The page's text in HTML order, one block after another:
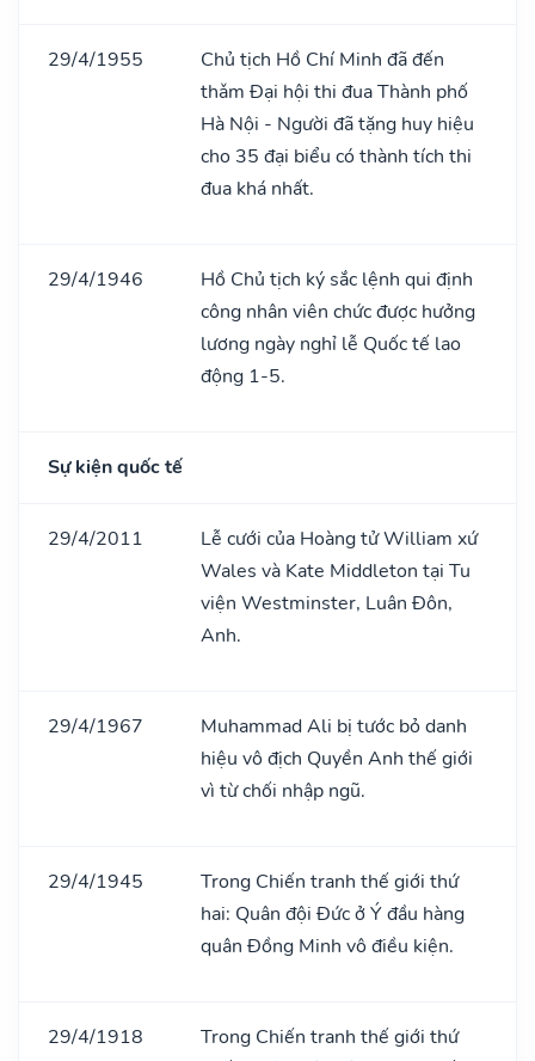
29/4/1955
Chủ tịch Hồ Chí Minh đã đến
thǎm Đại hội thi đua Thành phố
Hà Nội - Người đã tặng huy hiệu
cho 35 đại biểu có thành tích thi
đua khá nhất.
29/4/1946
Hồ Chủ tịch ký sắc lệnh qui định
công nhân viên chức được hưởng
lương ngày nghỉ lễ Quốc tế lao
động 1-5.
Sự kiện quốc tế
29/4/2011
Lễ cưới của Hoàng tử William xứ
Wales và Kate Middleton tại Tu
viện Westminster, Luân Đôn,
Anh.
29/4/1967
Muhammad Ali bị tước bỏ danh
hiệu vô địch Quyền Anh thế giới
vì từ chối nhập ngũ.
29/4/1945
Trong Chiến tranh thế giới thứ
hai: Quân đội Đức ở Ý đầu hàng
quân Đồng Minh vô điều kiện.
29/4/1918
Trong Chiến tranh thế giới thứ